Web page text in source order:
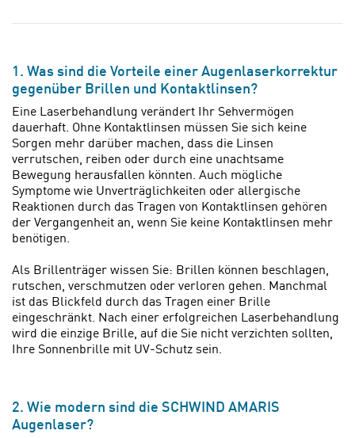
1. Was sind die Vorteile einer Augenlaserkorrektur
gegenüber Brillen und Kontaktlinsen?
Eine Laserbehandlung verändert Ihr Sehvermögen
dauerhaft. Ohne Kontaktlinsen müssen Sie sich keine
Sorgen mehr darüber machen, dass die Linsen
verrutschen, reiben oder durch eine unachtsame
Bewegung herausfallen könnten. Auch mögliche
Symptome wie Unverträglichkeiten oder allergische
Reaktionen durch das Tragen von Kontaktlinsen gehören
der Vergangenheit an, wenn Sie keine Kontaktlinsen mehr
benötigen.
Als Brillenträger wissen Sie: Brillen können beschlagen,
rutschen, verschmutzen oder verloren gehen. Manchmal
ist das Blickfeld durch das Tragen einer Brille
eingeschränkt. Nach einer erfolgreichen Laserbehandlung
wird die einzige Brille, auf die Sie nicht verzichten sollten,
Ihre Sonnenbrille mit UV-Schutz sein.
2. Wie modern sind die SCHWIND AMARIS
Augenlaser?